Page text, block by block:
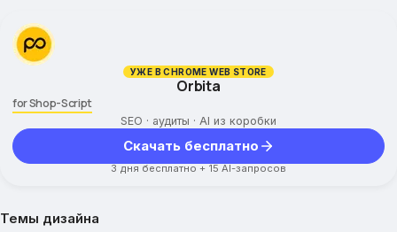
УЖЕ В CHROME WEB STORE
Orbita
for Shop-Script
SEO · аудиты · AI из коробки
Скачать бесплатно
3 дня бесплатно + 15 AI-запросов
Темы дизайна